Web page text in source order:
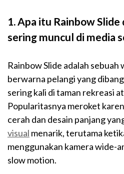
1. Apa itu Rainbow Slide
sering muncul di media
Rainbow Slide adalah sebuah
berwarna pelangi yang
sering kali di taman rekreasi
Popularitasnya meroket
cerah dan desain panjang
visual menarik, terutama
menggunakan kamera wide-
slow motion.